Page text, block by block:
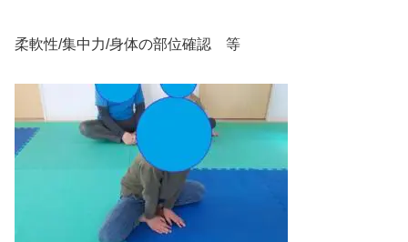
柔軟性/集中力/身体の部位確認 等